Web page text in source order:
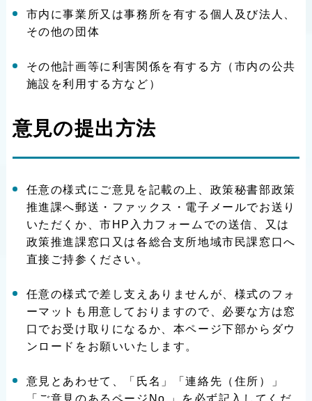
市内に事業所又は事務所を有する個人及び法人、
その他の団体
その他計画等に利害関係を有する方（市内の公共
施設を利用する方など）
意見の提出方法
任意の様式にご意見を記載の上、政策秘書部政策
推進課へ郵送・ファックス・電子メールでお送り
いただくか、市HP入力フォームでの送信、又は
政策推進課窓口又は各総合支所地域市民課窓口へ
直接ご持参ください。
任意の様式で差し支えありませんが、様式のフォ
ーマットも用意しておりますので、必要な方は窓
口でお受け取りになるか、本ページ下部からダウ
ンロードをお願いいたします。
意見とあわせて、「氏名」「連絡先（住所）」
「ご意見のあるページNo.」を必ず記入してくだ